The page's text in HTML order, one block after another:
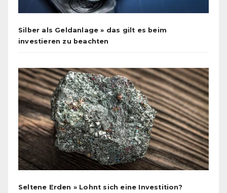
Silber als Geldanlage » das gilt es beim
investieren zu beachten
Seltene Erden » Lohnt sich eine Investition?